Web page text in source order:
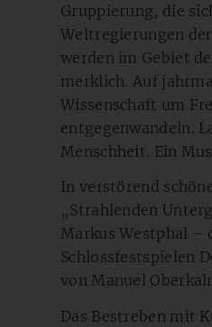
Gruppierung, die
Weltregierungen
werden im Gebiet
merklich. Auf
Wissenschaft um
entgegenwandeln.
Menschheit. Ein
In verstörend
„Strahlenden
Markus Westphal –
Schlossfestspielen
von Manuel
Das Bestreben mit